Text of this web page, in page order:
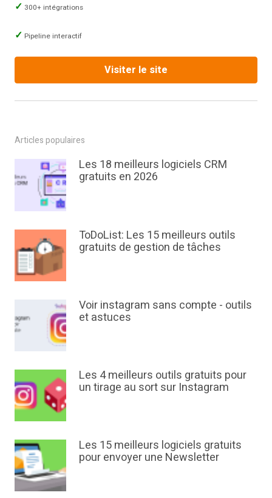
300+ intégrations
Pipeline interactif
Visiter le site
Articles populaires
Les 18 meilleurs logiciels CRM
gratuits en 2026
ToDoList: Les 15 meilleurs outils
gratuits de gestion de tâches
Voir instagram sans compte - outils
et astuces
Les 4 meilleurs outils gratuits pour
un tirage au sort sur Instagram
Les 15 meilleurs logiciels gratuits
pour envoyer une Newsletter